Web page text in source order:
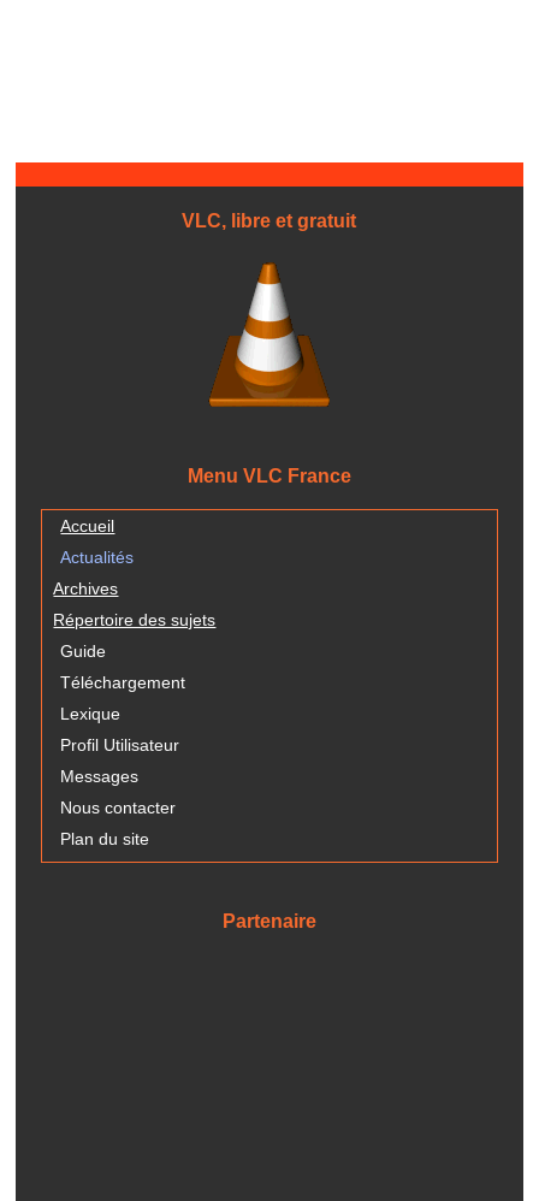
VLC, libre et gratuit
Menu VLC France
Accueil
Actualités
Archives
Répertoire des sujets
Guide
Téléchargement
Lexique
Profil Utilisateur
Messages
Nous contacter
Plan du site
Partenaire